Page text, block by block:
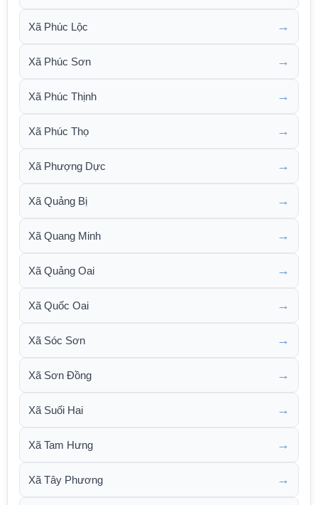
Xã Phúc Lộc →
Xã Phúc Sơn →
Xã Phúc Thịnh →
Xã Phúc Thọ →
Xã Phượng Dực →
Xã Quảng Bị →
Xã Quang Minh →
Xã Quảng Oai →
Xã Quốc Oai →
Xã Sóc Sơn →
Xã Sơn Đồng →
Xã Suối Hai →
Xã Tam Hưng →
Xã Tây Phương →